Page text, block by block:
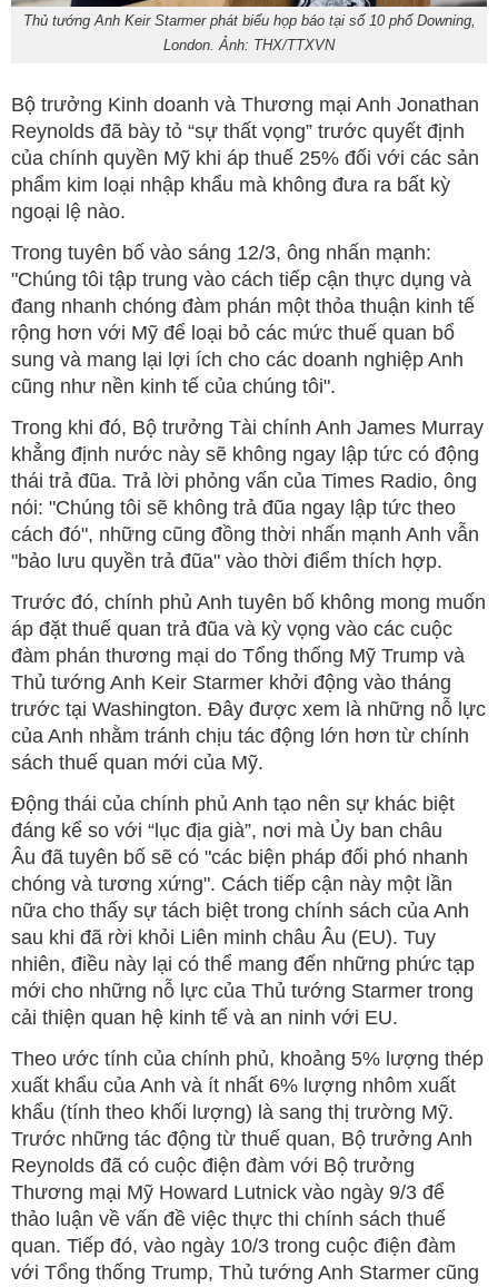
Thủ tướng Anh Keir Starmer phát biểu họp báo tại số 10 phố Downing,
London. Ảnh: THX/TTXVN
Bộ trưởng Kinh doanh và Thương mại Anh Jonathan
Reynolds đã bày tỏ “sự thất vọng” trước quyết định
của chính quyền Mỹ khi áp thuế 25% đối với các sản
phẩm kim loại nhập khẩu mà không đưa ra bất kỳ
ngoại lệ nào.
Trong tuyên bố vào sáng 12/3, ông nhấn mạnh:
"Chúng tôi tập trung vào cách tiếp cận thực dụng và
đang nhanh chóng đàm phán một thỏa thuận kinh tế
rộng hơn với Mỹ để loại bỏ các mức thuế quan bổ
sung và mang lại lợi ích cho các doanh nghiệp Anh
cũng như nền kinh tế của chúng tôi".
Trong khi đó, Bộ trưởng Tài chính Anh James Murray
khẳng định nước này sẽ không ngay lập tức có động
thái trả đũa. Trả lời phỏng vấn của Times Radio, ông
nói: "Chúng tôi sẽ không trả đũa ngay lập tức theo
cách đó", những cũng đồng thời nhấn mạnh Anh vẫn
"bảo lưu quyền trả đũa" vào thời điểm thích hợp.
Trước đó, chính phủ Anh tuyên bố không mong muốn
áp đặt thuế quan trả đũa và kỳ vọng vào các cuộc
đàm phán thương mại do Tổng thống Mỹ Trump và
Thủ tướng Anh Keir Starmer khởi động vào tháng
trước tại Washington. Đây được xem là những nỗ lực
của Anh nhằm tránh chịu tác động lớn hơn từ chính
sách thuế quan mới của Mỹ.
Động thái của chính phủ Anh tạo nên sự khác biệt
đáng kể so với “lục địa già”, nơi mà Ủy ban châu
Âu đã tuyên bố sẽ có "các biện pháp đối phó nhanh
chóng và tương xứng". Cách tiếp cận này một lần
nữa cho thấy sự tách biệt trong chính sách của Anh
sau khi đã rời khỏi Liên minh châu Âu (EU). Tuy
nhiên, điều này lại có thể mang đến những phức tạp
mới cho những nỗ lực của Thủ tướng Starmer trong
cải thiện quan hệ kinh tế và an ninh với EU.
Theo ước tính của chính phủ, khoảng 5% lượng thép
xuất khẩu của Anh và ít nhất 6% lượng nhôm xuất
khẩu (tính theo khối lượng) là sang thị trường Mỹ.
Trước những tác động từ thuế quan, Bộ trưởng Anh
Reynolds đã có cuộc điện đàm với Bộ trưởng
Thương mại Mỹ Howard Lutnick vào ngày 9/3 để
thảo luận về vấn đề việc thực thi chính sách thuế
quan. Tiếp đó, vào ngày 10/3 trong cuộc điện đàm
với Tổng thống Trump, Thủ tướng Anh Starmer cũng